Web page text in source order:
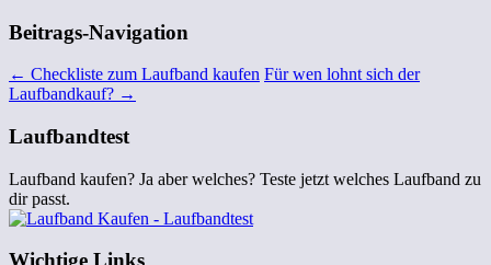
Beitrags-Navigation
← Checkliste zum Laufband kaufen Für wen lohnt sich der
Laufbandkauf? →
Laufbandtest
Laufband kaufen? Ja aber welches? Teste jetzt welches Laufband zu
dir passt.